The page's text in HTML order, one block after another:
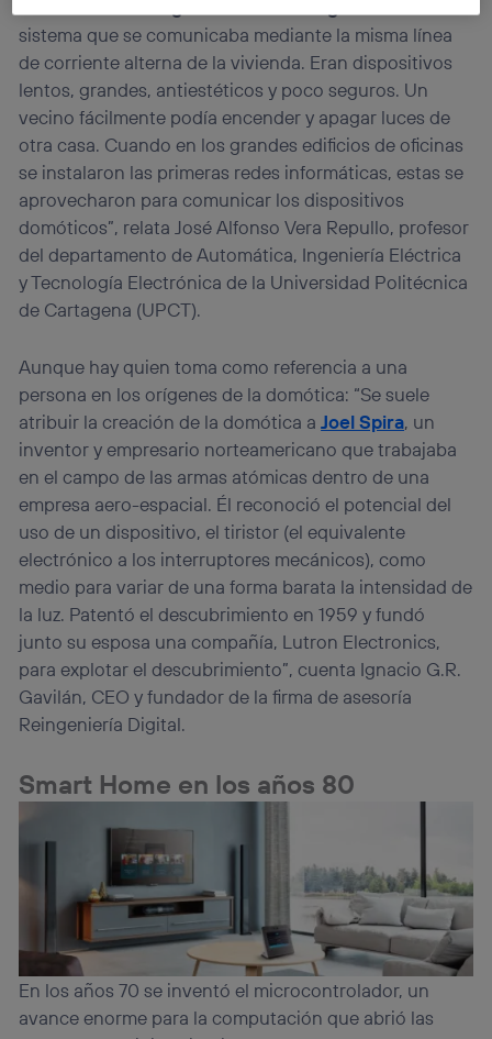
sistema que se comunicaba mediante la misma línea
de corriente alterna de la vivienda. Eran dispositivos
lentos, grandes, antiestéticos y poco seguros. Un
vecino fácilmente podía encender y apagar luces de
otra casa. Cuando en los grandes edificios de oficinas
se instalaron las primeras redes informáticas, estas se
aprovecharon para comunicar los dispositivos
domóticos”, relata José Alfonso Vera Repullo, profesor
del departamento de Automática, Ingeniería Eléctrica
y Tecnología Electrónica de la Universidad Politécnica
de Cartagena (UPCT).
Aunque hay quien toma como referencia a una
persona en los orígenes de la domótica: “Se suele
atribuir la creación de la domótica aJoel Spira, un
inventor y empresario norteamericano que trabajaba
en el campo de las armas atómicas dentro de una
empresa aero-espacial. Él reconoció el potencial del
uso de un dispositivo, el tiristor (el equivalente
electrónico a los interruptores mecánicos), como
medio para variar de una forma barata la intensidad de
la luz. Patentó el descubrimiento en 1959 y fundó
junto su esposa una compañía, Lutron Electronics,
para explotar el descubrimiento”, cuenta Ignacio G.R.
Gavilán, CEO y fundador de la firma de asesoría
Reingeniería Digital.
Smart Home en los años 80
En los años 70 se inventó el microcontrolador, un
avance enorme para la computación que abrió las
La tecnología Utiq está diseñada con la privacidad como
prioridad ofreciéndote elección y control.
La tecnología utiliza un identificador cifrado creado por tu
operadora de telefonía
, utilizando tu dirección IP y otra
información de la cuenta de cliente de
telecomunicaciones vinculada a la conexión que utilizas
(p. ej., número de teléfono móvil).
Este identificador se asigna a la conexión de internet, por
lo que cualquier persona que conecte su dispositivo y
consienta el uso de la tecnología recibirá el mismo
identificador. Típicamente:
Si utilizas unaconexión de banda ancha(p. ej., Wi-Fi),
el marketing o análisis se realizará en función de las
Si utilizas datos móviles, el marketing será más
personalizado, ya que se basará únicamente en la
navegación del usuario del móvil.
Puedes gestionar los consentimientos Utiq seleccionando
“Administrar Utiq” en la parte inferior de esta página web o
visitando el portal de privacidad de Utiq
(“consenthub”). Para más información, consulta
la política de privacidad de Utiq .